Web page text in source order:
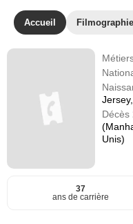
Accueil Filmographie
Décès
Unis)
37
ans de carrière